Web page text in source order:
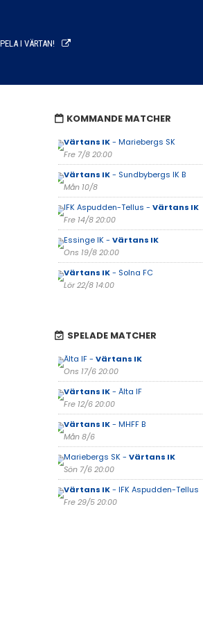
I VÄRTAN!
KOMMANDE MATCHER
Värtans IK- Mariebergs SK
Fre 7/8 20:00
Värtans IK- Sundbybergs IK B
Mån 10/8
IFK Aspudden-Tellus -Värtans IK
Fre 14/8 20:00
Essinge IK -Värtans IK
Ons 19/8 20:00
Värtans IK- Solna FC
Lör 22/8 14:00
SPELADE MATCHER
Älta IF -Värtans IK
Ons 17/6 20:00
Värtans IK- Älta IF
Fre 12/6 20:00
Värtans IK- MHFF B
Mån 8/6
Mariebergs SK -Värtans IK
Sön 7/6 20:00
Värtans IK- IFK Aspudden-Tellus
Fre 29/5 20:00